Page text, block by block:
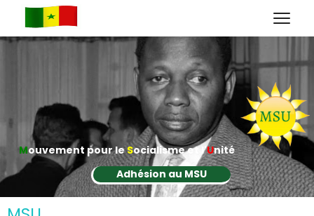
Mouvement pour leSocialisme et l'Unité
Adhésion au MSU